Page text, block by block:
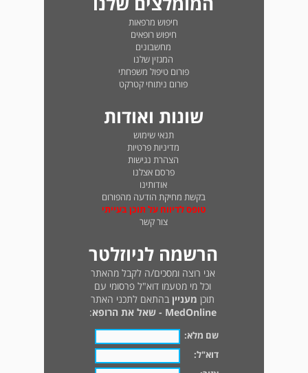
חיפוש מרפאות
חיפוש רופאים
מחשבונים
המגזין שלנו
פורום טיפול משפחתי
פורום ניתוחי קטרקט
שונות ואודות
תנאי שימוש
מדיניות פרטיות
הצהרת נגישות
פרסם אצלנו
אודותינו
בקשת מחיקת הודעה מהפורום
טופס לדיווח על תוכן בעייתי
צור קשר
הרשמה לניוזלטר
אני רוצה ומסכים/ה לקבל מהאתר
וכל מי מטעמו דוא"ל פרסומי עם
תוכן מעניין בהתאם לתכני האתר
MedOnline - שאל את הרופא
:
שם מלא:
דוא"ל: